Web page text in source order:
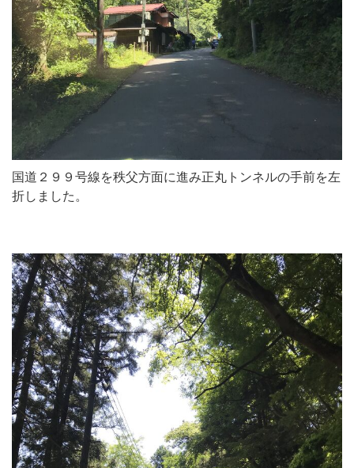
国道２９９号線を秩父方面に進み正丸トンネルの手前を左
折しました。